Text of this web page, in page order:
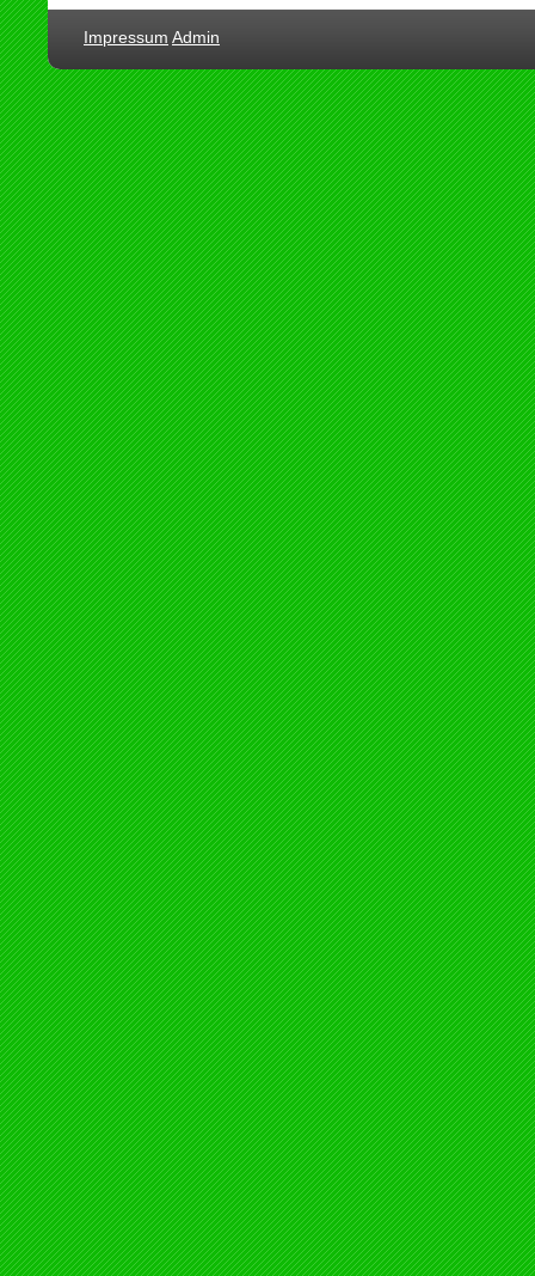
Impressum Admin